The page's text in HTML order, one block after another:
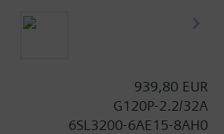
sich mit BOP-2 um 10 mm
939,80 EUR
G120P-2.2/32A
6SL3200-6AE15-8AH0